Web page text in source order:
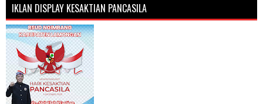
IKLAN DISPLAY KESAKTIAN PANCASILA